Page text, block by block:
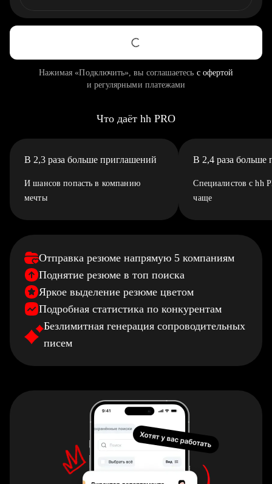
Нажимая «Подключить», вы соглашаетесь с офертой
и регулярными платежами
Что даёт hh PRO
В 2,3 раза больше приглашений
И шансов попасть в компанию
мечты
В 2,4 раза больше
Специалистов с hh
чаще
Отправка резюме напрямую 5 компаниям
Поднятие резюме в топ поиска
Яркое выделение резюме цветом
Подробная статистика по конкурентам
Безлимитная генерация сопроводительных
писем